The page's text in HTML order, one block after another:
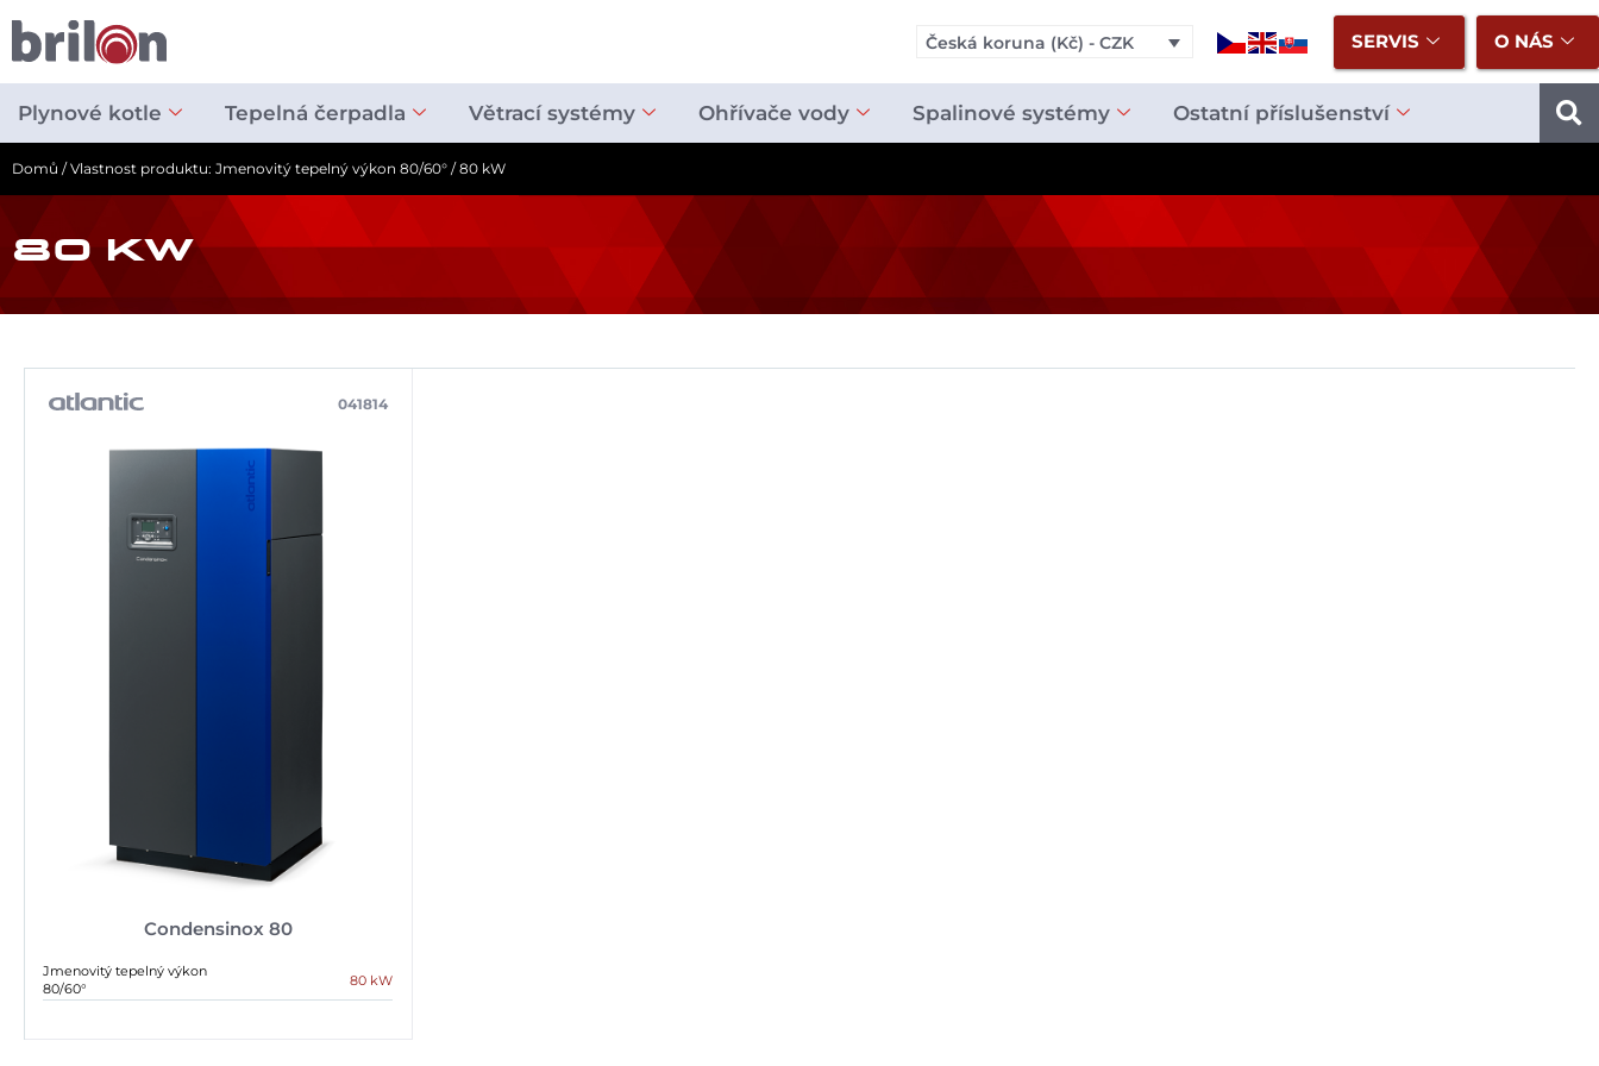
obsah
Česká koruna (Kč) - CZK SERVIS O NÁS
Plynové kotle Tepelná čerpadla Větrací systémy Ohřívače vody Spalinové systémy Ostatní příslušenství
Domů / Vlastnost produktu: Jmenovitý tepelný výkon 80/60° / 80 kW
80 KW
Condensinox 80
041814
Jmenovitý tepelný výkon
80/60°
80 kW